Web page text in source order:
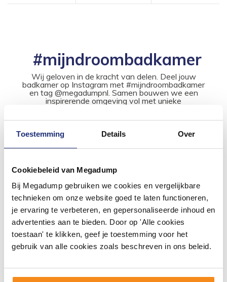
Toestemming Details Over
Cookiebeleid van Megadump
Bij Megadump gebruiken we cookies en vergelijkbare
technieken om onze website goed te laten functioneren,
je ervaring te verbeteren, en gepersonaliseerde inhoud en
advertenties aan te bieden. Door op 'Alle cookies
toestaan' te klikken, geef je toestemming voor het
gebruik van alle cookies zoals beschreven in ons beleid.
#mijndroombadkamer
Wij geloven in de kracht van delen. Deel jouw
badkamer op Instagram met #mijndroombadkamer
en tag @megadumpnl. Samen bouwen we een
inspirerende omgeving vol met unieke